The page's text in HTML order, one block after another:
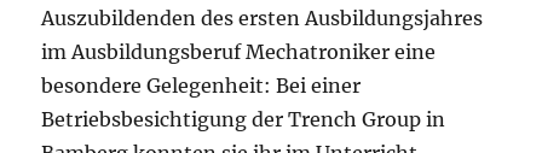
Auszubildenden des ersten Ausbildungsjahres
im Ausbildungsberuf Mechatroniker eine
besondere Gelegenheit: Bei einer
Betriebsbesichtigung der Trench Group in